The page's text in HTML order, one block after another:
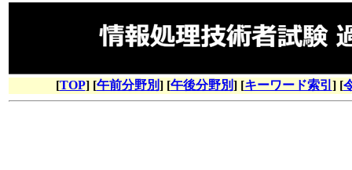
[TOP] [午前分野別] [午後分野別] [キーワード索引 ] [